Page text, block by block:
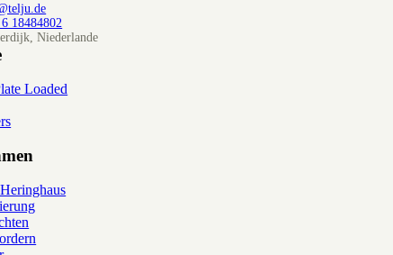
18484802
Niederlande
Loaded